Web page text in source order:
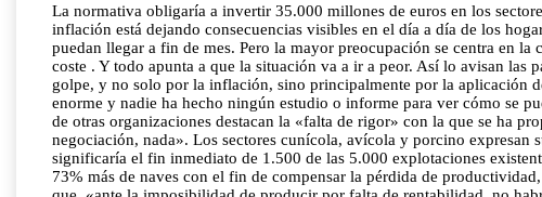
La normativa obligaría a invertir 35.000 millones de euros en los
inflación está dejando consecuencias visibles en el día a día de los
puedan llegar a fin de mes. Pero la mayor preocupación se centra en
coste . Y todo apunta a que la situación va a ir a peor. Así lo avisan las
golpe, y no solo por la inflación, sino principalmente por la aplicación
enorme y nadie ha hecho ningún estudio o informe para ver cómo se
de otras organizaciones destacan la «falta de rigor» con la que se ha
negociación, nada». Los sectores cunícola, avícola y porcino
significaría el fin inmediato de 1.500 de las 5.000 explotaciones
73% más de naves con el fin de compensar la pérdida de